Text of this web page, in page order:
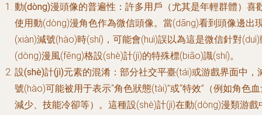
動(dòng)漫頭像的普遍性 ：許多用戶（尤其是年輕群體）喜
使用動(dòng)漫角色作為微信頭像。當(dāng)看到頭像邊出
(xiàn)減號(hào)時(shí)，可能會(huì)誤以為這是微信針對(duì)
(dòng)漫風(fēng)格設(shè)計(jì)的特殊標(biāo)識(shí)。
設(shè)計(jì)元素的混淆 ：部分社交平臺(tái)或游戲界面中，
號(hào)可能被用于表示“角色狀態(tài)”或“特效”（例如角色
減少、技能冷卻等）。這種設(shè)計(jì)在動(dòng)漫類游戲